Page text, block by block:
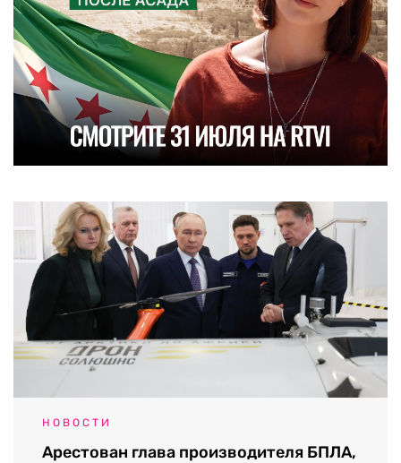
НОВОСТИ
Арестован глава производителя БПЛА,